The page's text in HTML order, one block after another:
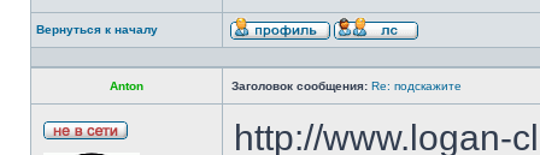
Вернуться к началу
Anton Заголовок сообщения: Re: подскажите
http://www.logan-